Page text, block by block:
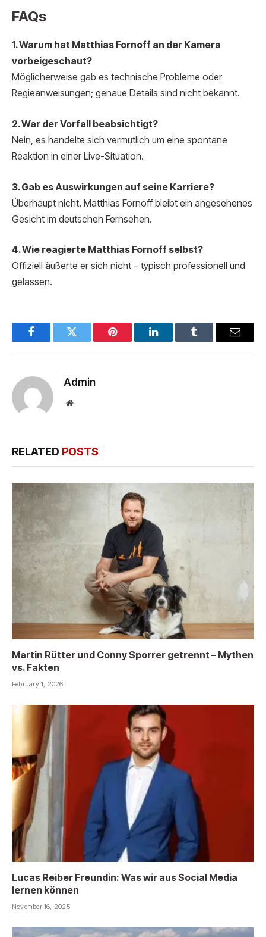
FAQs
1. Warum hat Matthias Fornoff an der Kamera
vorbeigeschaut?
Möglicherweise gab es technische Probleme oder
Regieanweisungen; genaue Details sind nicht bekannt.
2. War der Vorfall beabsichtigt?
Nein, es handelte sich vermutlich um eine spontane
Reaktion in einer Live-Situation.
3. Gab es Auswirkungen auf seine Karriere?
Überhaupt nicht. Matthias Fornoff bleibt ein angesehenes
Gesicht im deutschen Fernsehen.
4. Wie reagierte Matthias Fornoff selbst?
Offiziell äußerte er sich nicht – typisch professionell und
gelassen.
FacebookTwitter Pinterest LinkedInTumblr Email
Admin
Website
RELATED POSTS
Martin Rütter und Conny Sporrer getrennt – Mythen
vs. Fakten
February 1, 2026
Lucas Reiber Freundin: Was wir aus Social Media
lernen können
November 16, 2025